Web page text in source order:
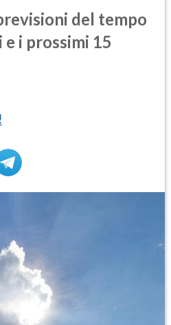
del tempo
e i prossimi 15